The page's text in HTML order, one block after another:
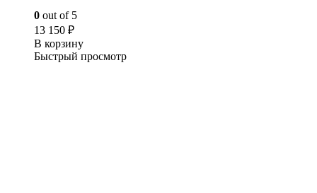
0 out of 5
13 150 ₽
В корзину
Быстрый просмотр